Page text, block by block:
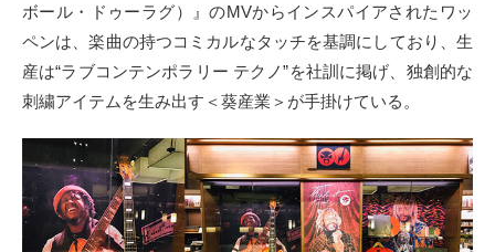
ボール・ドゥーラグ）』のMVからインスパイアされたワッ
ペンは、楽曲の持つコミカルなタッチを基調にしており、生
産は“ラブコンテンポラリー テクノ”を社訓に掲げ、独創的な
刺繍アイテムを生み出す＜葵産業＞が手掛けている。